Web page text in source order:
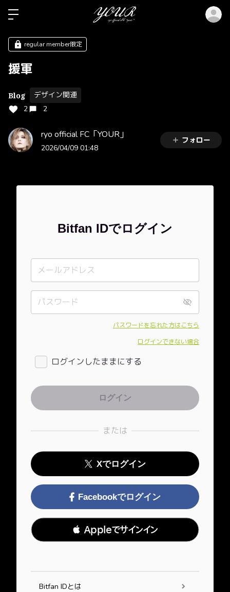
regular member限定
援軍
Blog
デザイン関連
2
2
ryo official FC「YOUR」
2026/04/09 01:48
フォロー
Bitfan IDでログイン
パスワードを忘れた方はこちら
ログインできない場合
ログインしたままにする
または
Xでログイン
Facebookでログイン
 Appleでサインイン
Bitfan IDとは